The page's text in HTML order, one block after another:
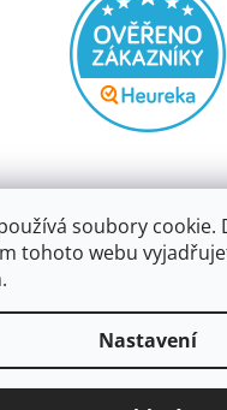
soubory cookie.
tohoto webu
Nastavení